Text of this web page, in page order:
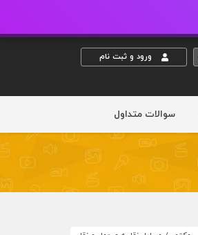
ورود و ثبت نام
سوالات متداول